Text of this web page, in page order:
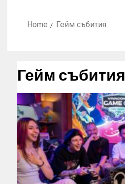
Home Гейм събития
Гейм събития